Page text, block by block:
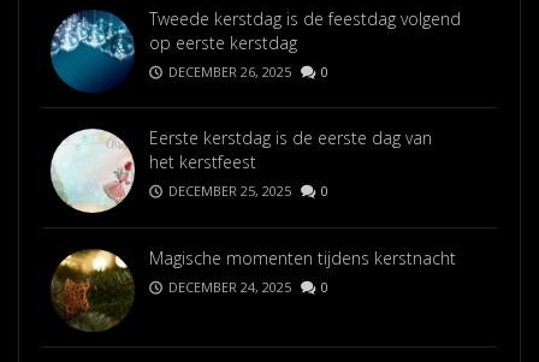
Tweede kerstdag is de feestdag volgend
op eerste kerstdag
DECEMBER 26, 2025 0
Eerste kerstdag is de eerste dag van
het kerstfeest
DECEMBER 25, 2025 0
Magische momenten tijdens kerstnacht
DECEMBER 24, 2025 0